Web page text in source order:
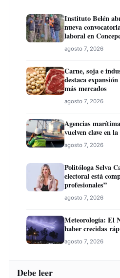
Instituto Belén
nueva
laboral en
agosto 7, 2026
Carne, soja e
destaca
más mercados
agosto 7, 2026
Agencias
vuelven clave en
agosto 7, 2026
Politóloga Selva
electoral está
profesionales”
agosto 7, 2026
Meteorología: El
haber crecidas
agosto 7, 2026
Debe leer